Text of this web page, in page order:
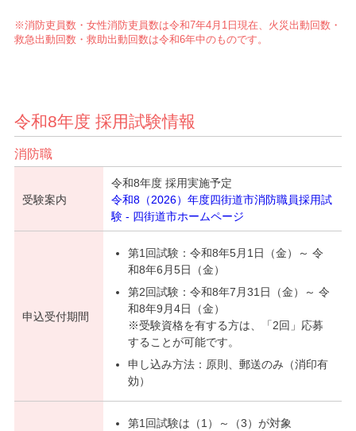
※消防吏員数・女性消防吏員数は令和7年4月1日現在、火災出動回数・
救急出動回数・救助出動回数は令和6年中のものです。
令和8年度 採用試験情報
消防職
受験案内
令和8年度 採用実施予定
令和8（2026）年度四街道市消防職員採用試
験 - 四街道市ホームページ
申込受付期間
第1回試験：令和8年5月1日（金）～ 令
和8年6月5日（金）
第2回試験：令和8年7月31日（金）～ 令
和8年9月4日（金）
※受験資格を有する方は、「2回」応募
することが可能です。
申し込み方法：原則、郵送のみ（消印有
効）
第1回試験は（1）～（3）が対象